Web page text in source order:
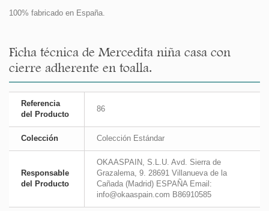
100% fabricado en España.
Ficha técnica de Mercedita niña casa con
cierre adherente en toalla.
Referencia
del Producto
86
Colección Colección Estándar
Responsable
del Producto
OKAASPAIN, S.L.U. Avd. Sierra de
Grazalema, 9. 28691 Villanueva de la
Cañada (Madrid) ESPAÑA Email:
info@okaaspain.com B86910585